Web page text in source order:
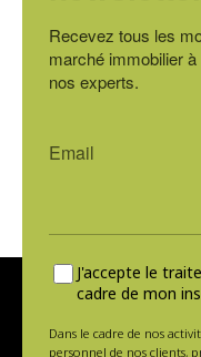
Recevez tous les
marché immobilier
nos experts.
J'accepte le
cadre de mon
Dans le cadre de nos
personnel de nos clients,